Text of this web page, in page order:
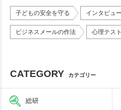
子どもの安全を守る インタビュー
ビジネスメールの作法 心理テスト
CATEGORY カテゴリー
総研